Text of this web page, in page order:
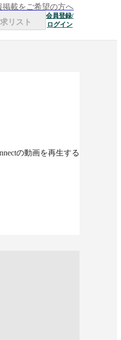
掲載をご希望の方へ
リスト
会員登録/
ログイン
の動画を再生する